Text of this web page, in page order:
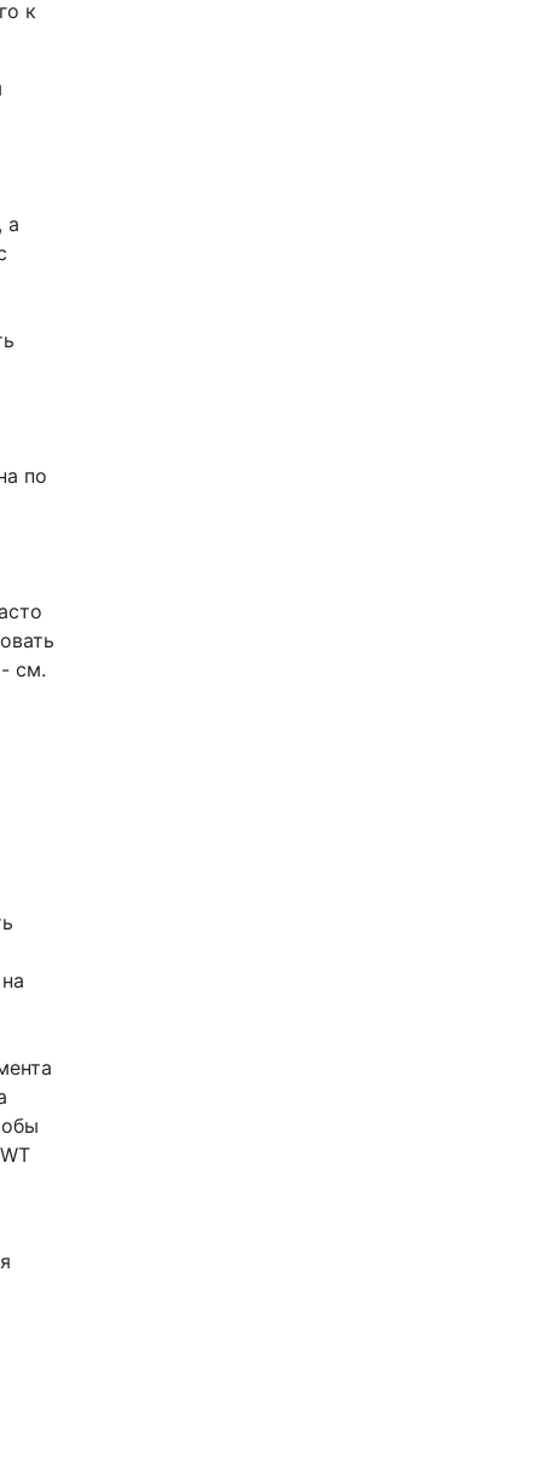
к
а
по
см.